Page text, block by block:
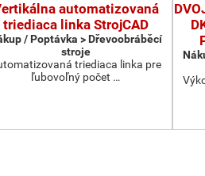
automatizovaná
triediaca linka StrojCAD
/ Poptávka > Dřevoobráběcí
stroje
triediaca linka pre
ľubovoľný počet …